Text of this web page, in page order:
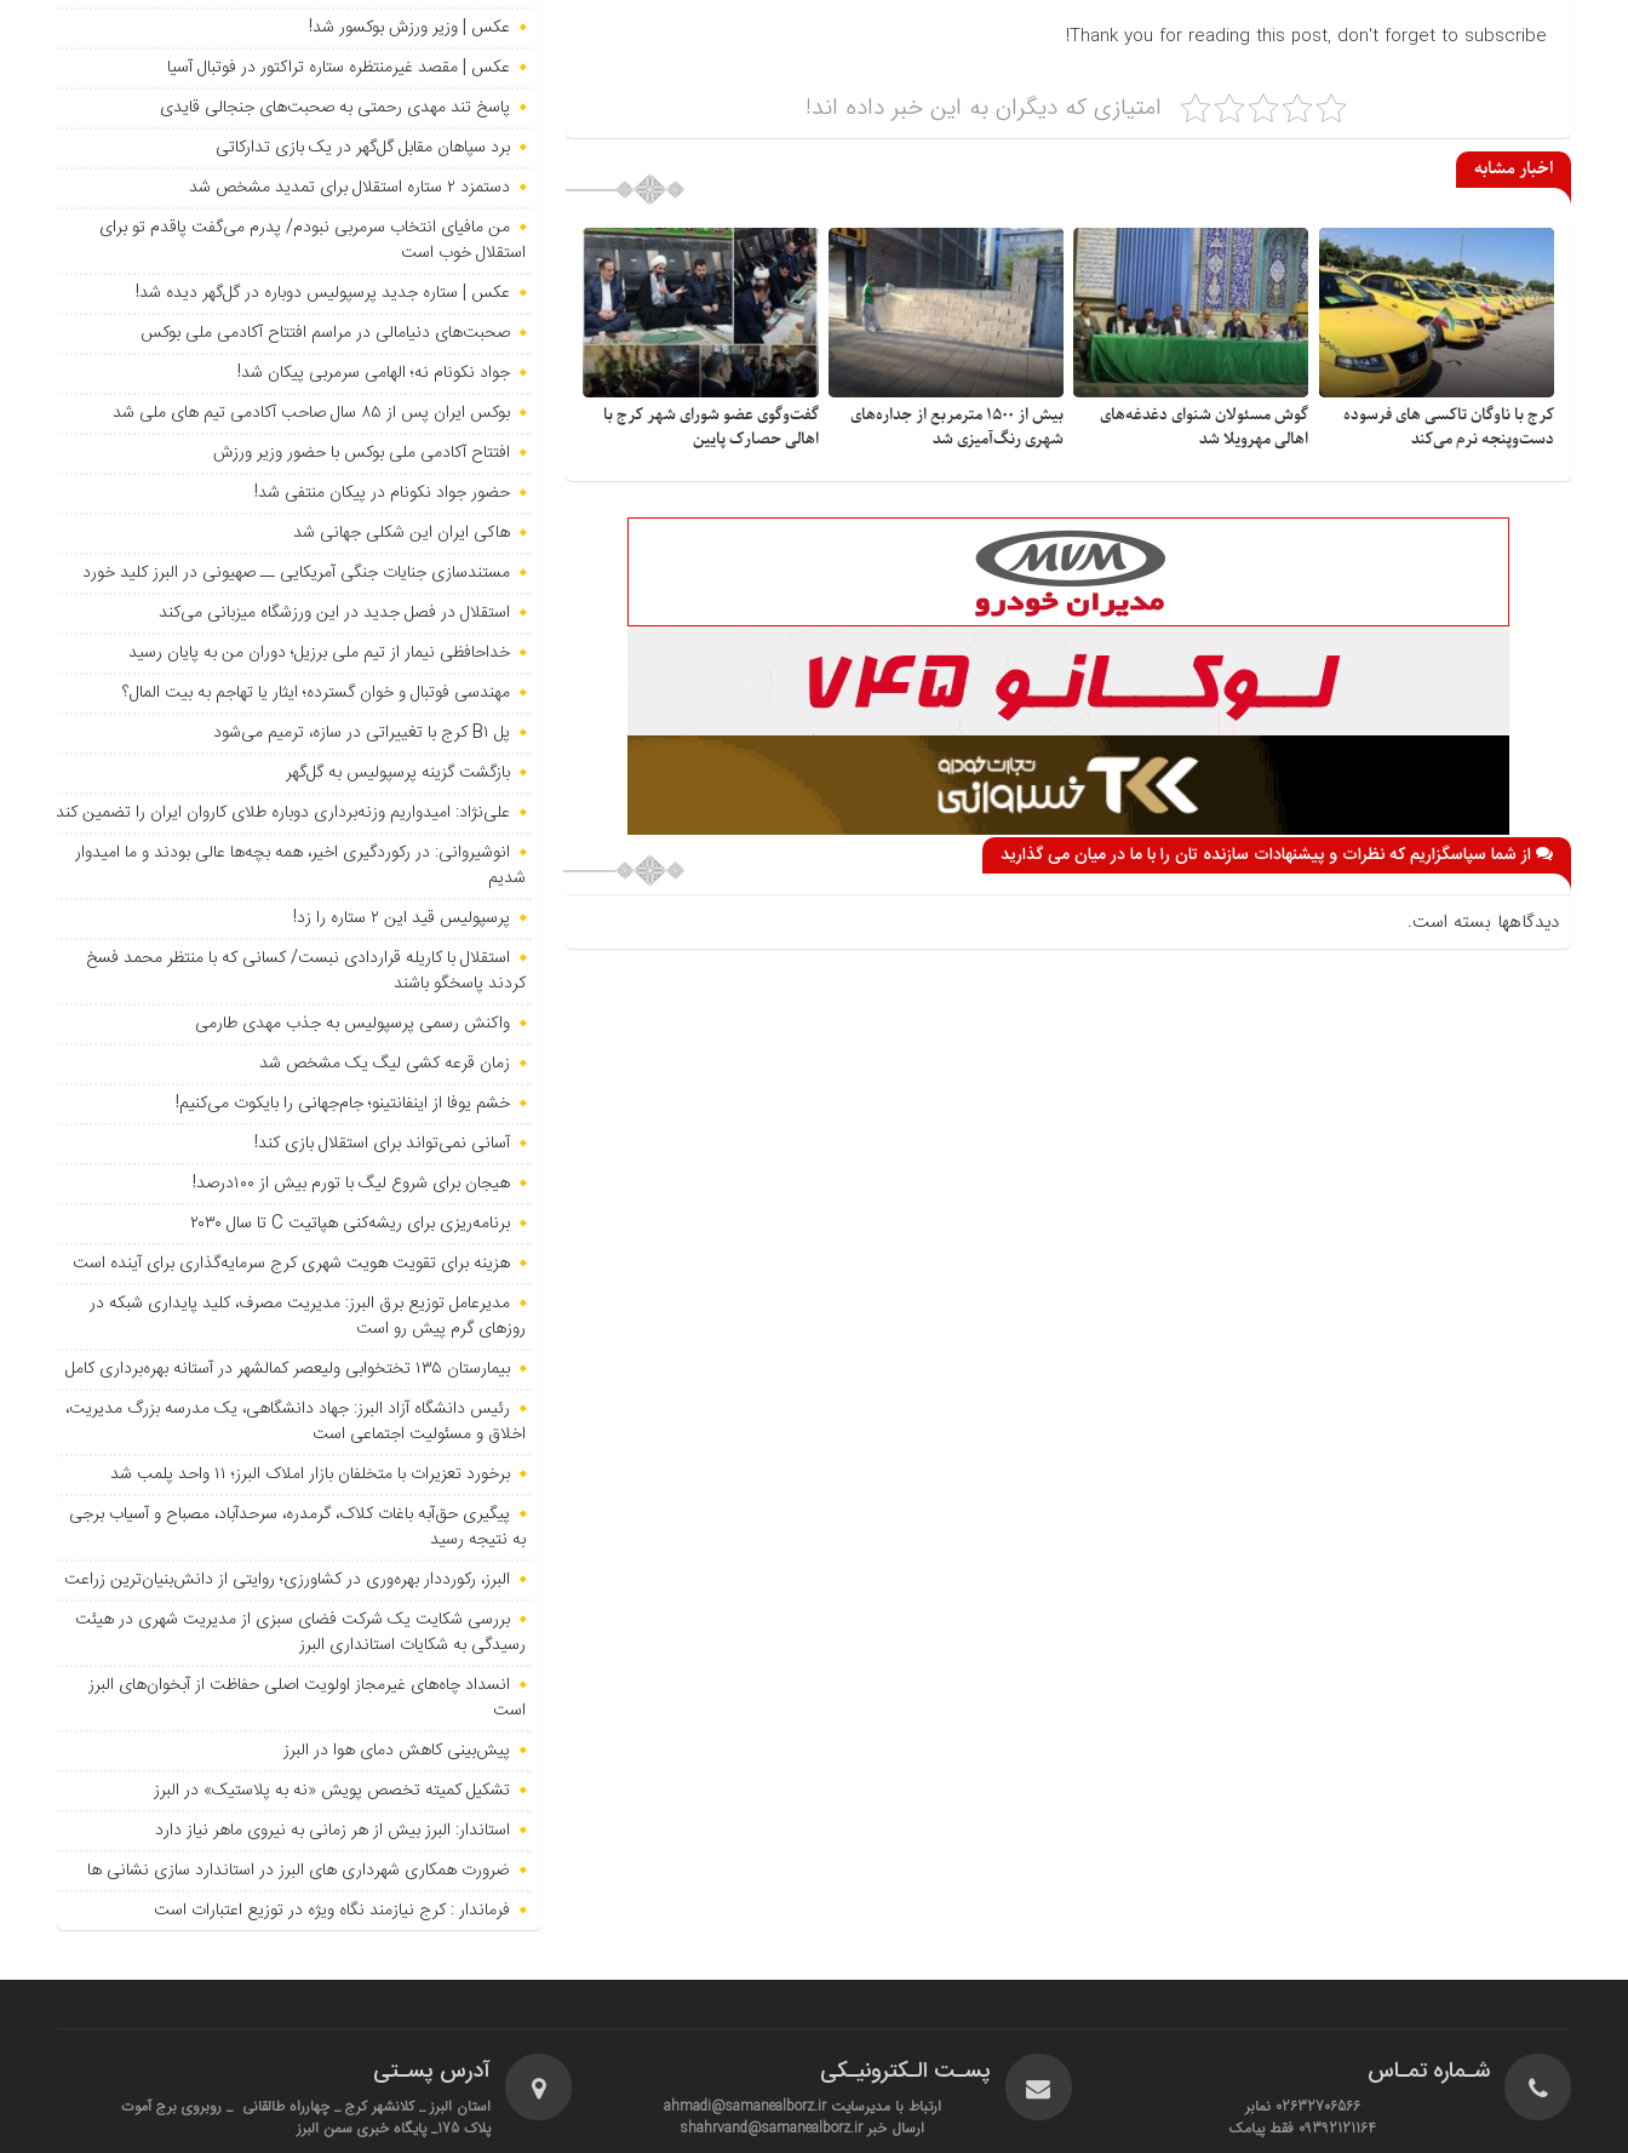
Thank you for reading this post, don't forget to subscribe!
امتیازی که دیگران به این خبر داده اند!
اخبار مشابه
کرج با ناوگان تاکسی های فرسوده
دست‌وپنجه نرم می‌کند
گوش مسئولان شنوای دغدغه‎‌های
اهالی مهرویلا شد
بیش از ۱۵۰۰ مترمربع از جداره‌های
شهری رنگ‌آمیزی شد
گفت‌وگوی عضو شورای شهر کرج با
اهالی حصارک پایین
از شما سپاسگزاریم که نظرات و پیشنهادات سازنده تان را با ما در میان می گذارید
دیدگاهها بسته است.
عکس | وزیر ورزش بوکسور شد!
عکس | مقصد غیرمنتظره ستاره تراکتور در فوتبال آسیا
پاسخ تند مهدی رحمتی به صحبت‌های جنجالی قایدی
برد سپاهان مقابل گل‌گهر در یک بازی تدارکاتی
دستمزد ۲ ستاره استقلال برای تمدید مشخص شد
من مافیای انتخاب سرمربی نبودم/ پدرم می‌گفت پاقدم تو برای
استقلال خوب است
عکس | ستاره جدید پرسپولیس دوباره در گل‌گهر دیده شد!
صحبت‌های دنیامالی در مراسم افتتاح آکادمی ملی بوکس
جواد نکونام نه؛ الهامی سرمربی پیکان شد!
بوکس ایران پس از ۸۵ سال صاحب آکادمی تیم های ملی شد
افتتاح آکادمی ملی بوکس با حضور وزیر ورزش
حضور جواد نکونام در پیکان منتفی شد!
هاکی ایران این شکلی جهانی شد
مستندسازی جنایات جنگی آمریکایی ــ صهیونی در البرز کلید خورد
استقلال در فصل جدید در این ورزشگاه میزبانی می‌کند
خداحافظی نیمار از تیم ملی برزیل؛ دوران من به پایان رسید
مهندسی فوتبال و خوان گسترده؛ ایثار یا تهاجم به بیت المال؟
پل B۱ کرج با تغییراتی در سازه، ترمیم می‌شود
بازگشت گزینه پرسپولیس به ‌گل‌گهر
علی‌نژاد: امیدواریم وزنه‌برداری دوباره طلای کاروان ایران را تضمین کند
انوشیروانی: در رکوردگیری اخیر، همه بچه‌ها عالی بودند و ما امیدوار
شدیم
پرسپولیس قید این ۲ ستاره را زد!
استقلال با کاریله قراردادی نبست/ کسانی که با منتظر محمد فسخ
کردند پاسخگو باشند
واکنش رسمی پرسپولیس به جذب مهدی طارمی
زمان قرعه کشی لیگ یک مشخص شد
خشم یوفا از اینفانتینو؛ جام‌جهانی را بایکوت می‌کنیم!
آسانی نمی‌تواند برای استقلال بازی کند!
هیجان برای شروع لیگ با تورم بیش از ۱۰۰درصد!
برنامه‌ریزی برای ریشه‌کنی هپاتیت C تا سال ۲۰۳۰
هزینه برای تقویت هویت شهری کرج سرمایه‌گذاری برای آینده است
مدیرعامل توزیع برق البرز: مدیریت مصرف، کلید پایداری شبکه در
روزهای گرم پیش رو است
بیمارستان ۱۳۵ تختخوابی ولیعصر کمالشهر در آستانه بهره‌برداری کامل
رئیس دانشگاه آزاد البرز: جهاد دانشگاهی، یک مدرسه بزرگ مدیریت،
اخلاق و مسئولیت اجتماعی است
برخورد تعزیرات با متخلفان بازار املاک البرز؛ ۱۱ واحد پلمب شد
پیگیری حق‌آبه باغات کلاک، گرمدره، سرحدآباد، مصباح و آسیاب برجی
به نتیجه رسید
البرز، رکورددار بهره‌وری در کشاورزی؛ روایتی از دانش‌بنیان‌ترین زراعت
بررسی شکایت یک شرکت فضای سبزی از مدیریت شهری در هیئت
رسیدگی به شکایات استانداری البرز
انسداد چاه‌های غیرمجاز اولویت اصلی حفاظت از آبخوان‌های البرز
است
پیش‌بینی کاهش دمای هوا در البرز
تشکیل کمیته تخصص پویش «نه به پلاستیک» در البرز
استاندار: البرز بیش از هر زمانی به نیروی ماهر نیاز دارد
ضرورت همکاری شهرداری های البرز در استاندارد سازی نشانی ها
فرماندار : کرج نیازمند نگاه ویژه در توزیع اعتبارات است
شـماره تمـاس
02632706566 نمابر
09392121164 فقط پیامک
پسـت الـکترونیـکی
ارتباط با مدیرسایت ahmadi@samanealborz.ir
ارسال خبر shahrvand@samanealborz.ir
آدرس پسـتی
استان البرز _ کلانشهر کرج _ چهارراه طالقانی _ روبروی برج آموت
پلاک 175_ پایگاه خبری سمن البرز